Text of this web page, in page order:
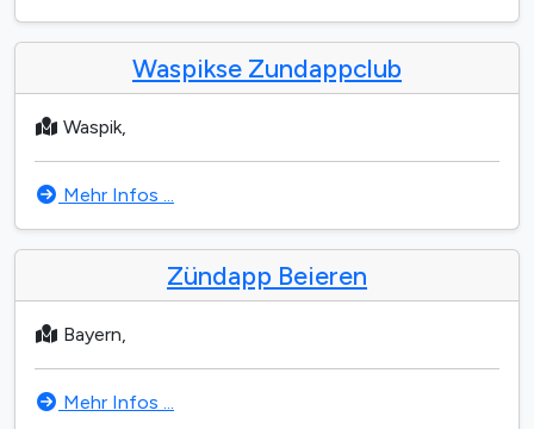
Waspikse Zundappclub
Waspik,
Mehr Infos ...
Zündapp Beieren
Bayern,
Mehr Infos ...